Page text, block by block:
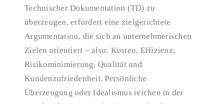
Technischer Dokumentation (TD) zu
überzeugen, erfordert eine zielgerichtete
Argumentation, die sich an unternehmerischen
Zielen orientiert – also: Kosten, Effizienz,
Risikominimierung, Qualität und
Kundenzufriedenheit. Persönliche
Überzeugung oder Idealismus reichen in der